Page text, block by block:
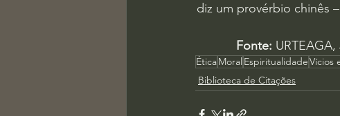
diz um provérbio chinês
Fonte: URTEAGA,
ÉticaMoral EspiritualidadeVícios
Biblioteca de Citações